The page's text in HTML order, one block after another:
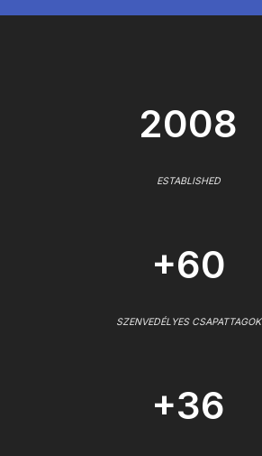
2008
ESTABLISHED
+60
SZENVEDÉLYES CSAPATTAGOK
+36